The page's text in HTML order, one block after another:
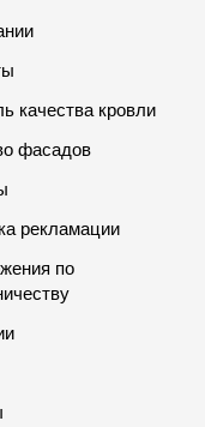
качества кровли
фасадов
рекламации
по